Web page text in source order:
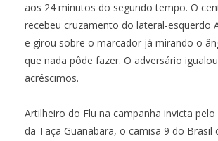
aos 24 minutos do segundo tempo. O
recebeu cruzamento do lateral-esquerdo
e girou sobre o marcador já mirando o
que nada pôde fazer. O adversário
acréscimos.
Artilheiro do Flu na campanha invicta
da Taça Guanabara, o camisa 9 do Brasil